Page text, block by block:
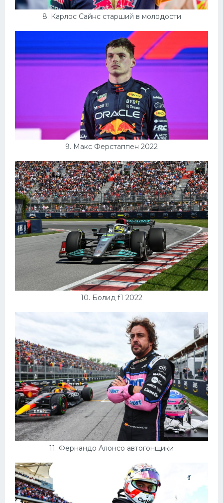
8. Карлос Сайнс старший в молодости
9. Макс Ферстаппен 2022
10. Болид f1 2022
11. Фернандо Алонсо автогонщики